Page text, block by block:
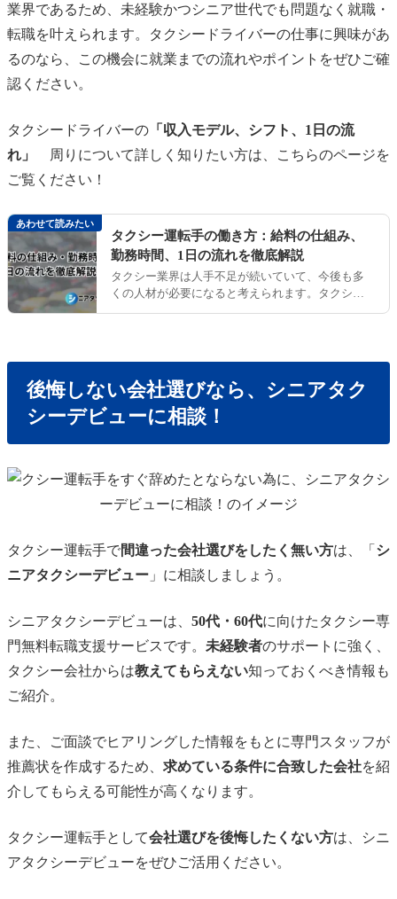
業界であるため、未経験かつシニア世代でも問題なく就職・
転職を叶えられます。タクシードライバーの仕事に興味があ
るのなら、この機会に就業までの流れやポイントをぜひご確
認ください。
タクシードライバーの 「収入モデル、シフト、1日の流
れ」
周りについて詳しく知りたい方は、こちらのページを
ご覧ください！
あわせて読みたい
タクシー運転手の働き方：給料の仕組み、
勤務時間、1日の流れを徹底解説
タクシー業界は人手不足が続いていて、今後も多
くの人材が必要になると考えられます。タクシー
後悔しない会社選びなら、シニアタク
シーデビューに相談！
タクシー運転手で間違った会社選びをしたく無い方は、「 シ
ニアタクシーデビュー 」に相談しましょう。
シニアタクシーデビューは、 50代・60代に向けたタクシー専
門無料転職支援サービスです。 未経験者のサポートに強く、
タクシー会社からは教えてもらえない知っておくべき情報も
ご紹介。
また、ご面談でヒアリングした情報をもとに専門スタッフが
推薦状を作成するため、 求めている条件に合致した会社を紹
介してもらえる可能性が高くなります。
タクシー運転手として会社選びを後悔したくない方は、シニ
アタクシーデビューをぜひご活用ください。